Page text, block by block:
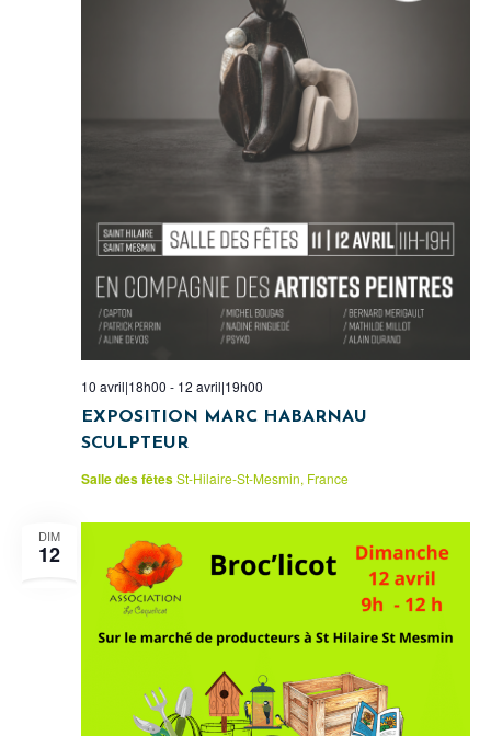
EXPOSITION MARC HABARNAU
SCULPTEUR
10 avril|18h00 - 12 avril|19h00
Salle des fêtesSt-Hilaire-St-Mesmin, France
DIM
12